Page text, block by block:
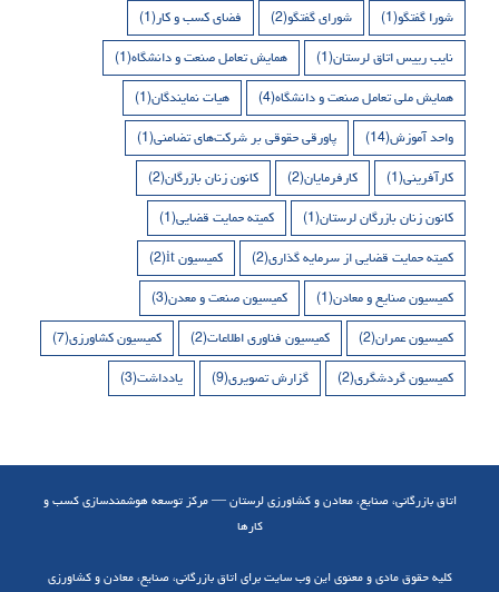
شورا گفتگو(1) شورای گفتگو(2) فضای کسب و کار(1)
نایب رییس اتاق لرستان(1) همایش تعامل صنعت و دانشگاه(1)
همایش ملی تعامل صنعت و دانشگاه(4) هیات نمایندگان(1)
واحد آموزش(14) پاورقی حقوقی بر شرکت‌های تضامنی(1)
کارآفرینی(1) کارفرمایان(2) کانون زنان بازرگان(2)
کانون زنان بازرگان لرستان(1) کمیته حمایت قضایی(1)
کمیته حمایت قضایی از سرمایه گذاری(2) کمیسیون it (2)
کمیسیون صنایع و معادن(1) کمیسیون صنعت و معدن(3)
کمیسیون عمران(2) کمیسیون فناوری اطلاعات(2) کمیسیون کشاورزی(7)
کمیسیون گردشگری(2) گزارش تصویری(9) یادداشت(3)
اتاق بازرگانی، صنایع، معادن و کشاورزی لرستان — مرکز توسعه هوشمندسازی کسب و
کارها
کلیه حقوق مادی و معنوی این وب سایت برای اتاق بازرگانی، صنایع، معادن و کشاورزی